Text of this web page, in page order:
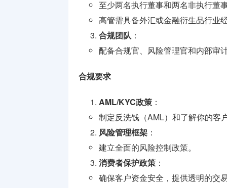
至少两名执行董事和两名非执行董
高管需具备外汇或金融衍生品行业
合规团队 ：
配备合规官、风险管理官和内部审
合规要求
AML/KYC政策 ：
制定反洗钱（AML）和了解你的客
风险管理框架 ：
建立全面的风险控制政策。
消费者保护政策 ：
确保客户资金安全，提供透明的交